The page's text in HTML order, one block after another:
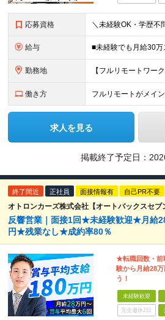
応募資格
給与
勤務地
働き方 フルリモートがメイン
求人を見る
掲載終了予定日：
終了間近 正社員 面接情報有 自己PR不要
オトロンカーズ株式会社【オートバックスセブ
反響営業｜面接1回★未経験歓迎★月給
円★残業なし★成約率80％
★転職回数・
験から月給28
う！
未経験歓迎
完全週休2日